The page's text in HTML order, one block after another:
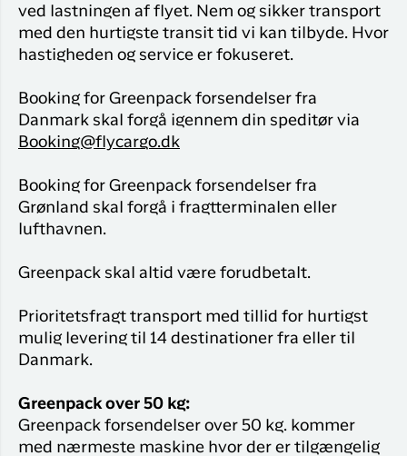
Erhvervsrejsende
ILIK
Hotel og
Ilulissat
Flyrejser til
Log på
Har du glemt din adgangskode?
Ny Profil
Tilmeld dig gratis Club Timmisa og få en
masse eksklusive fordele. Læs mere om
klubben
Tilmeld dig Club Timmisa
ved lastningen af flyet. Nem og sikker transport
med den hurtigste transit tid vi kan tilbyde. Hvor
hastigheden og service er fokuseret.
Booking for Greenpack forsendelser fra
Danmark skal forgå igennem din speditør via
Booking@flycargo.dk
Booking for Greenpack forsendelser fra
Grønland skal forgå i fragtterminalen eller
lufthavnen.
Greenpack skal altid være forudbetalt.
Prioritetsfragt transport med tillid for hurtigst
mulig levering til 14 destinationer fra eller til
Danmark.
Greenpack over 50 kg:
Greenpack forsendelser over 50 kg. kommer
med nærmeste maskine hvor der er tilgængelig